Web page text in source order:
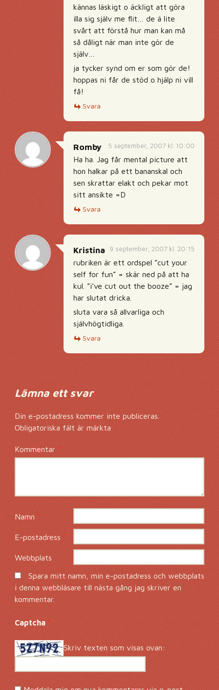
kännas läskigt o äckligt att göra
illa sig själv me flit… de ä lite
svårt att förstå hur man kan må
så dåligt när man inte gör de
själv…
ja tycker synd om er som gör de!
hoppas ni får de stöd o hjälp ni vill
få!
Svara
5 september, 2007 kl. 10:00
Romby
Ha ha. Jag får mental picture att
hon halkar på ett bananskal och
sen skrattar elakt och pekar mot
sitt ansikte =D
Svara
9 september, 2007 kl. 20:15
Kristina
rubriken är ett ordspel ”cut your
self for fun” = skär ned på att ha
kul. ”i’ve cut out the booze” = jag
har slutat dricka.
sluta vara så allvarliga och
självhögtidliga.
Svara
Lämna ett svar
Din e-postadress kommer inte publiceras.
Obligatoriska fält är märkta *
Kommentar*
Namn *
E-postadress *
Webbplats
Spara mitt namn, min e-postadress och webbplats
i denna webbläsare till nästa gång jag skriver en
kommentar.
Captcha *
Skriv texten som visas ovan: